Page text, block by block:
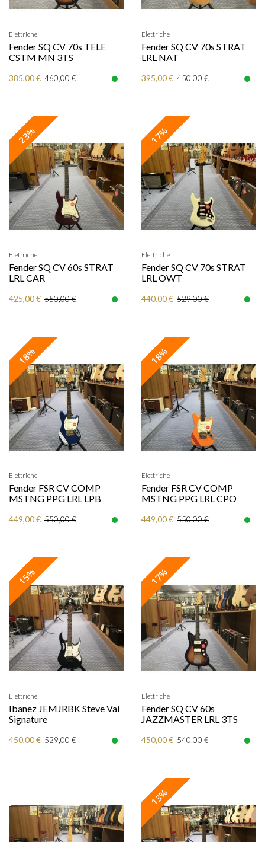
Elettriche
Fender SQ CV 70s TELE
CSTM MN 3TS
385,00 € 460,00 €
Elettriche
Fender SQ CV 70s STRAT
LRL NAT
395,00 € 450,00 €
23%
Elettriche
Fender SQ CV 60s STRAT
LRL CAR
425,00 € 550,00 €
17%
Elettriche
Fender SQ CV 70s STRAT
LRL OWT
440,00 € 529,00 €
18%
Elettriche
Fender FSR CV COMP
MSTNG PPG LRL LPB
449,00 € 550,00 €
18%
Elettriche
Fender FSR CV COMP
MSTNG PPG LRL CPO
449,00 € 550,00 €
15%
Elettriche
Ibanez JEMJRBK Steve Vai
Signature
450,00 € 529,00 €
17%
Elettriche
Fender SQ CV 60s
JAZZMASTER LRL 3TS
450,00 € 540,00 €
13%